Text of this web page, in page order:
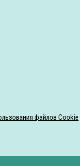
файлов Cookie